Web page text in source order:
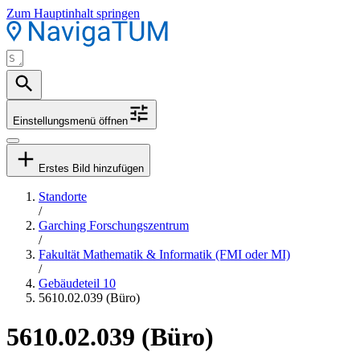
Zum Hauptinhalt springen
Einstellungsmenü öffnen
Erstes Bild hinzufügen
Standorte
/
Garching Forschungszentrum
/
Fakultät Mathematik & Informatik (FMI oder MI)
/
Gebäudeteil 10
5610.02.039 (Büro)
5610.02.039 (Büro)